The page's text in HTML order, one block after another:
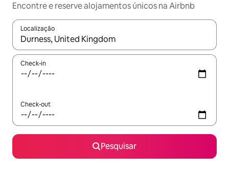
Encontre e reserve alojamentos únicos na Airbnb
Localização
Quando os resultados estiverem disponíveis, navegue com
Check-in
Check-out
Pesquisar